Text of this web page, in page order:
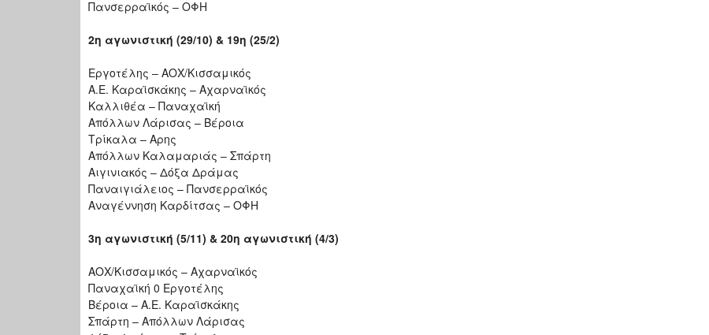
Πανσερραϊκός – ΟΦΗ
2η αγωνιστική (29/10) & 19η (25/2)
Εργοτέλης – ΑΟΧ/Κισσαμικός
Α.Ε. Καραϊσκάκης – Αχαρναϊκός
Καλλιθέα – Παναχαϊκή
Απόλλων Λάρισας – Βέροια
Τρίκαλα – Αρης
Απόλλων Καλαμαριάς – Σπάρτη
Αιγινιακός – Δόξα Δράμας
Παναιγιάλειος – Πανσερραϊκός
Αναγέννηση Καρδίτσας – ΟΦΗ
3η αγωνιστική (5/11) & 20η αγωνιστική (4/3)
ΑΟΧ/Κισσαμικός – Αχαρναϊκός
Παναχαϊκή 0 Εργοτέλης
Βέροια – Α.Ε. Καραϊσκάκης
Σπάρτη – Απόλλων Λάρισας